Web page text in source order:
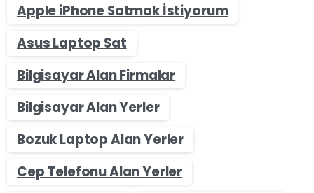
Apple iPhone Satmak İstiyorum
Asus Laptop Sat
Bilgisayar Alan Firmalar
Bilgisayar Alan Yerler
Bozuk Laptop Alan Yerler
Cep Telefonu Alan Yerler